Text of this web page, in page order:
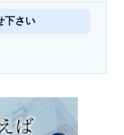
下さい